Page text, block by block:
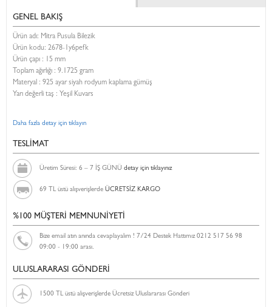
GENEL BAKIŞ
Ürün adı: Mitra Pusula Bilezik
Ürün kodu: 2678-1y6pefk
Ürün çapı : 15 mm
Toplam ağırlığı : 9.1725 gram
Materyal : 925 ayar siyah rodyum kaplama gümüş
Yarı değerli taş : Yeşil Kuvars
Daha fazla detay için tıklayın
TESLİMAT
Üretim Süresi: 6 – 7 İŞ GÜNÜ detay için tıklayınız
69 TL üstü alışverişlerde ÜCRETSİZ KARGO
%100 MÜŞTERİ MEMNUNİYETİ
Bize email atın anında cevaplayalım ! 7/24 Destek Hattımız 0212 517 56 98
09:00 - 19:00 arası.
ULUSLARARASI GÖNDERİ
1500 TL üstü alışverişlerde Ücretsiz Uluslararası Gönderi